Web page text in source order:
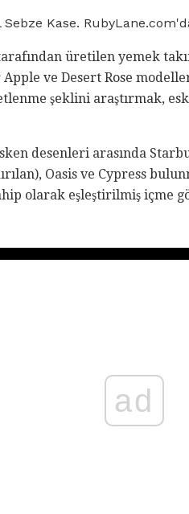
Kase.
üretilen yemek
ve Desert Rose
şeklini araştırmak,
desenleri arasında
Oasis ve Cypress
olarak eşleştirilmiş içme
ad